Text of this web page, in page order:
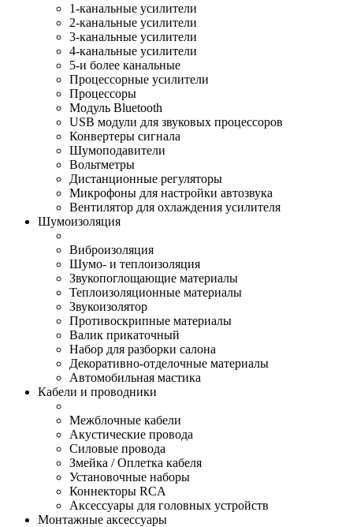
1-канальные усилители
2-канальные усилители
3-канальные усилители
4-канальные усилители
5-и более канальные
Процессорные усилители
Процессоры
Модуль Bluetooth
USB модули для звуковых процессоров
Конвертеры сигнала
Шумоподавители
Вольтметры
Дистанционные регуляторы
Микрофоны для настройки автозвука
Вентилятор для охлаждения усилителя
Шумоизоляция
Виброизоляция
Шумо- и теплоизоляция
Звукопоглощающие материалы
Теплоизоляционные материалы
Звукоизолятор
Противоскрипные материалы
Валик прикаточный
Набор для разборки салона
Декоративно-отделочные материалы
Автомобильная мастика
Кабели и проводники
Межблочные кабели
Акустические провода
Силовые провода
Змейка / Оплетка кабеля
Установочные наборы
Коннекторы RCA
Аксессуары для головных устройств
Монтажные аксессуары